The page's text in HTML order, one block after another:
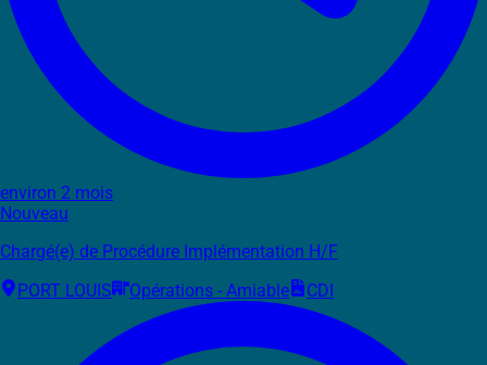
environ 2 mois
Nouveau
Chargé(e) de Procédure Implémentation H/F
PORT LOUIS
Opérations - Amiable CDI